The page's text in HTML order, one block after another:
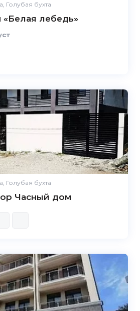
Голубая бухта
лебедь»
Голубая бухта
Часный дом